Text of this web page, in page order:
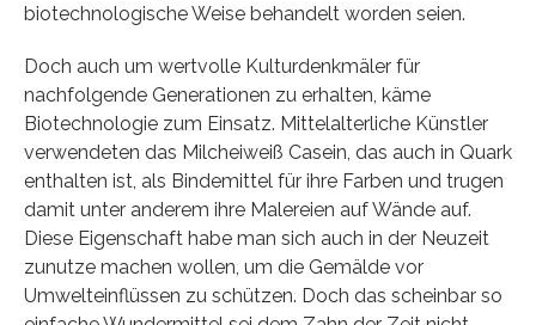
biotechnologische Weise behandelt worden seien.
Doch auch um wertvolle Kulturdenkmäler für
nachfolgende Generationen zu erhalten, käme
Biotechnologie zum Einsatz. Mittelalterliche Künstler
verwendeten das Milcheiweiß Casein, das auch in Quark
enthalten ist, als Bindemittel für ihre Farben und trugen
damit unter anderem ihre Malereien auf Wände auf.
Diese Eigenschaft habe man sich auch in der Neuzeit
zunutze machen wollen, um die Gemälde vor
Umwelteinflüssen zu schützen. Doch das scheinbar so